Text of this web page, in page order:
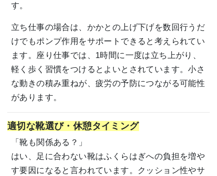
す。
立ち仕事の場合は、かかとの上げ下げを数回行うだ
けでもポンプ作用をサポートできると考えられてい
ます。座り仕事では、1時間に一度は立ち上がり、
軽く歩く習慣をつけるとよいとされています。小さ
な動きの積み重ねが、疲労の予防につながる可能性
があります。
適切な靴選び・休憩タイミング
「靴も関係ある？」
はい、足に合わない靴はふくらはぎへの負担を増や
す要因になると言われています。クッション性やサ